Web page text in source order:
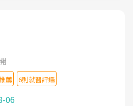
薦 6則就醫評鑑
06